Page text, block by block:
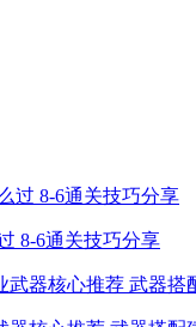
8-6通关技巧分享